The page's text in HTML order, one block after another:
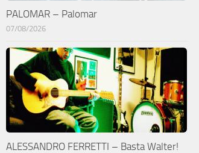
PALOMAR – Palomar
07/08/2026
ALESSANDRO FERRETTI – Basta Walter!